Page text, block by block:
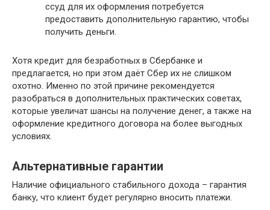
ссуд для их оформления потребуется
предоставить дополнительную гарантию, чтобы
получить деньги.
Хотя кредит для безработных в Сбербанке и
предлагается, но при этом даёт Сбер их не слишком
охотно. Именно по этой причине рекомендуется
разобраться в дополнительных практических советах,
которые увеличат шансы на получение денег, а также на
оформление кредитного договора на более выгодных
условиях.
Альтернативные гарантии
Наличие официального стабильного дохода – гарантия
банку, что клиент будет регулярно вносить платежи.